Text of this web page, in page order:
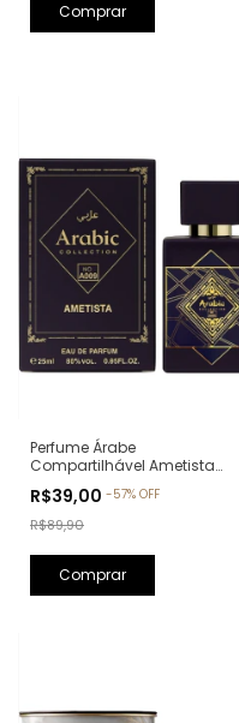
Perfume Árabe
Compartilhável Ametista
25ml (Ref. Olfativa: Bade'e Al
Oud Amethyst Lattafa)
R$39,00 -57% OFF
R$89,90